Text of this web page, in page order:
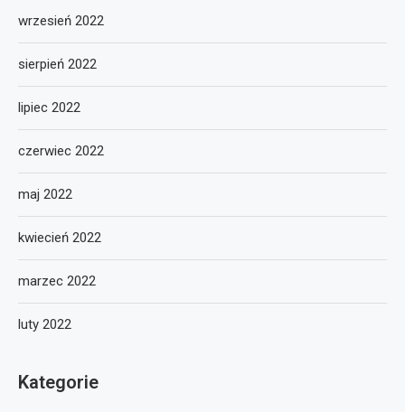
wrzesień 2022
sierpień 2022
lipiec 2022
czerwiec 2022
maj 2022
kwiecień 2022
marzec 2022
luty 2022
Kategorie